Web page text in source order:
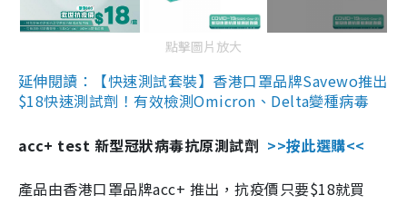
點擊圖片放大
延伸閱讀：【快速測試套裝】香港口罩品牌Savewo推出
$18快速測試劑！有效檢測Omicron、Delta變種病毒
acc+ test 新型冠狀病毒抗原測試劑 >>按此選購<<
產品由香港口罩品牌acc+ 推出，抗疫價只要$18就買